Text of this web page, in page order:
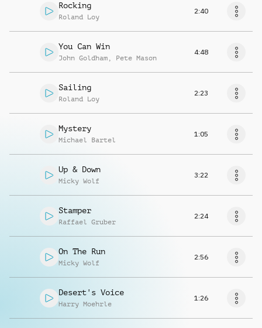
Rocking
Roland Loy
2:40
You Can Win
John Goldham , Pete Mason
4:48
Sailing
Roland Loy
2:23
Mystery
Michael Bartel
1:05
Up & Down
Micky Wolf
3:22
Stamper
Raffael Gruber
2:24
On The Run
Micky Wolf
2:56
Desert's Voice
Harry Moehrle
1:26